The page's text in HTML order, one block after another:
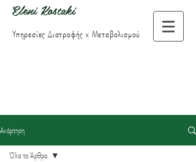
Eleni Kostaki
Υπηρεσίες Διατροφής κ Μεταβολισμού
Ανάρτηση
Όλα τα Άρθρα